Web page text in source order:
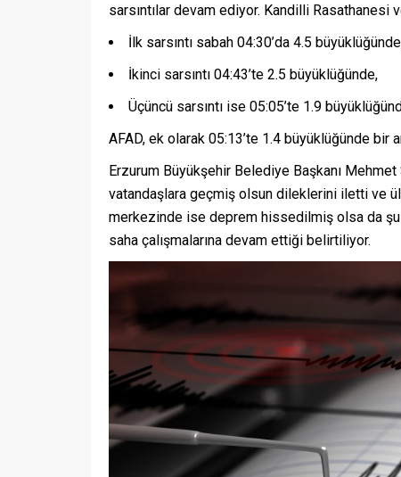
sarsıntılar devam ediyor. Kandilli Rasathanesi
İlk sarsıntı sabah 04:30’da 4.5
İkinci sarsıntı 04:43’te 2.5 büyüklüğünde,
Üçüncü sarsıntı ise 05:05’te 1.9
AFAD, ek olarak 05:13’te 1.4 büyüklüğünde bir
Erzurum Büyükşehir Belediye Başkanı
vatandaşlara geçmiş olsun dileklerini iletti ve
merkezinde ise deprem hissedilmiş olsa da şu
saha çalışmalarına devam ettiği belirtiliyor.